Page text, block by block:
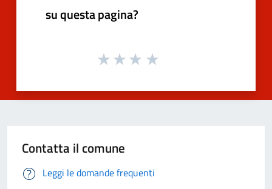
su questa pagina?
Contatta il comune
Leggi le domande frequenti